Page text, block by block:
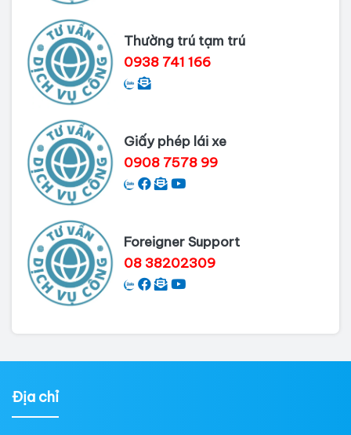
Thường trú tạm trú
0938 741 166
Giấy phép lái xe
0908 7578 99
Foreigner Support
08 38202309
Địa chỉ